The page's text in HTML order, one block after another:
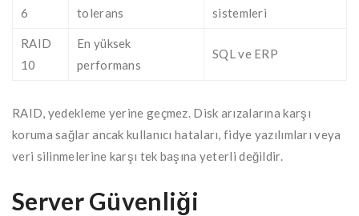
6
tolerans
sistemleri
RAID
10
En yüksek
performans
SQL ve ERP
RAID, yedekleme yerine geçmez. Disk arızalarına karşı
koruma sağlar ancak kullanıcı hataları, fidye yazılımları veya
veri silinmelerine karşı tek başına yeterli değildir.
Server Güvenliği